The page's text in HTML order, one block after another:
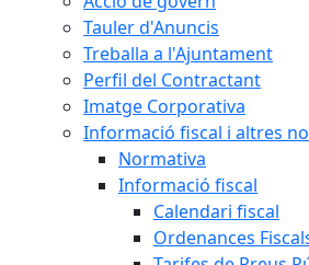
Tauler d'Anuncis
Treballa a l'Ajuntament
Perfil del Contractant
Imatge Corporativa
Informació fiscal i altres
Normativa
Informació fiscal
Calendari fiscal
Ordenances